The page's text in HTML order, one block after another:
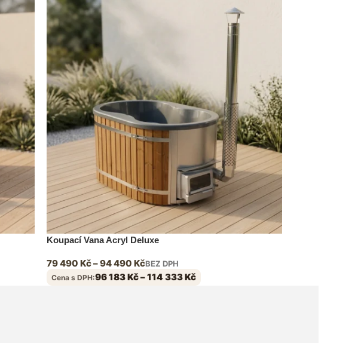
Koupací Vana Acryl Deluxe
79 490 Kč–94 490 KčBEZ DPH
Cena s DPH:96 183Kč–114 333Kč